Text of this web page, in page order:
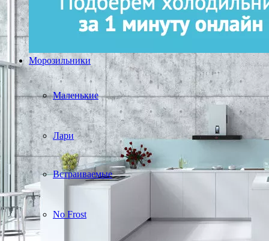
Морозильники
Маленькие
Лари
Встраиваемые
No Frost